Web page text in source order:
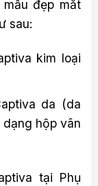
đẹp mắt
sau:
kim loại
da (da
hộp vân
tại Phụ